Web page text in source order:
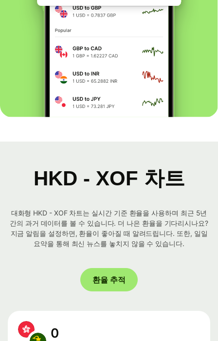
HKD - XOF 차트
대화형 HKD - XOF 차트는 실시간 기준 환율을 사용하며 최근 5년
간의 과거 데이터를 볼 수 있습니다. 더 나은 환율을 기다리시나요?
지금 알림을 설정하면, 환율이 좋아질 때 알려드립니다. 또한, 일일
요약을 통해 최신 뉴스를 놓치지 않을 수 있습니다.
환율 추적
0